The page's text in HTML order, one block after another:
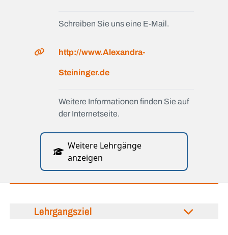
Schreiben Sie uns eine E-Mail.
http://www.Alexandra-
Steininger.de
Weitere Informationen finden Sie auf
der Internetseite.
Weitere Lehrgänge
anzeigen
Lehrgangsziel